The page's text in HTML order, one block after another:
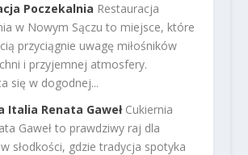
Poczekalnia Restauracja
w Nowym Sączu to miejsce, które
przyciągnie uwagę miłośników
i przyjemnej atmosfery.
się w dogodnej...
Italia Renata Gaweł Cukiernia
Gaweł to prawdziwy raj dla
słodkości, gdzie tradycja spotyka